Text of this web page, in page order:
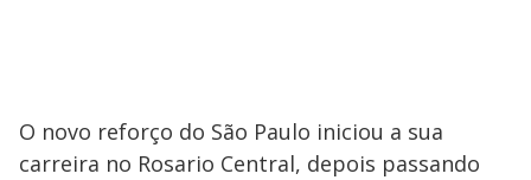
O novo reforço do São Paulo iniciou a sua
carreira no Rosario Central, depois passando